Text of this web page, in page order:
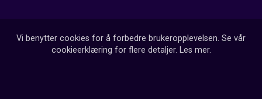
Vi benytter cookies for å forbedre brukeropplevelsen. Se vår
cookieerklæring for flere detaljer. Les mer.